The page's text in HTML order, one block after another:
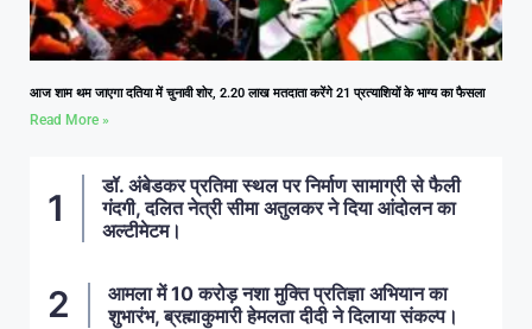
आज शाम थम जाएगा दतिया में चुनावी शोर, 2.20 लाख मतदाता करेंगे 21 प्रत्याशियों के भाग्य का फैसला
Read More »
डॉ. अंबेडकर प्रतिमा स्थल पर निर्माण सामाग्री से फैली
गंदगी, दलित नेत्री सीमा अतुलकर ने दिया आंदोलन का
अल्टीमेटम।
आमला में 10 करोड़ नशा मुक्ति प्रतिज्ञा अभियान का
शुभारंभ, ब्रह्माकुमारी हेमलता दीदी ने दिलाया संकल्प।